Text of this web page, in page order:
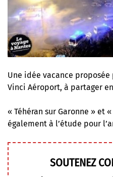
Une idée vacance proposée
Vinci Aéroport, à partager
« Téhéran sur Garonne » et
également à l’étude pour
SOUTENEZ